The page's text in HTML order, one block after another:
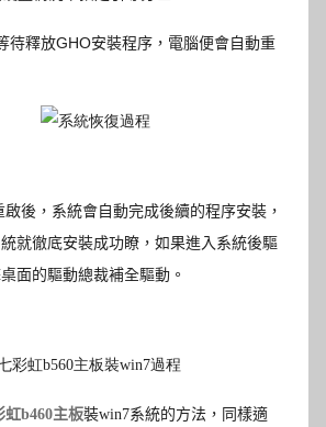
待釋放GHO安裝程序，電腦便會自動重
後，系統會自動完成後續的程序安裝，
就徹底安裝成功瞭，如果進入系統後驅
面的驅動總裁補全驅動。
虹b460主板裝win7系統的方法，同樣適